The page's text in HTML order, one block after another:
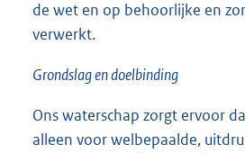
de wet en op behoorlijke en
verwerkt.
Grondslag en doelbinding
Ons waterschap zorgt ervoor
alleen voor welbepaalde,